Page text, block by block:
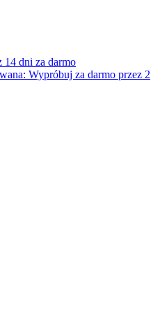
14 dni za darmo
Wypróbuj za darmo przez 2